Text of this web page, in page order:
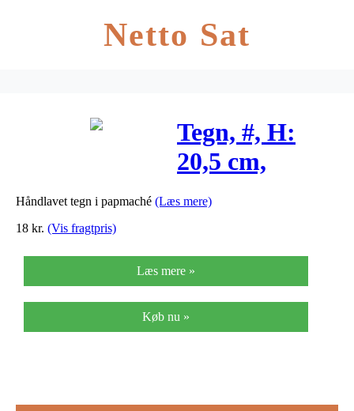
Netto Sat
Tegn, #, H:
20,5 cm,
tykkelse 2,5
Håndlavet tegn i papmaché (Læs mere)
18 kr. (Vis fragtpris)
Læs mere »
Køb nu »